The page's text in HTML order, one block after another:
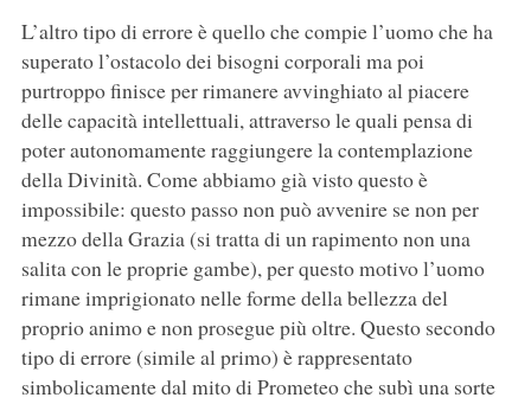
L’altro tipo di errore è quello che compie l’uomo che ha
superato l’ostacolo dei bisogni corporali ma poi
purtroppo finisce per rimanere avvinghiato al piacere
delle capacità intellettuali, attraverso le quali pensa di
poter autonomamente raggiungere la contemplazione
della Divinità. Come abbiamo già visto questo è
impossibile: questo passo non può avvenire se non per
mezzo della Grazia (si tratta di un rapimento non una
salita con le proprie gambe), per questo motivo l’uomo
rimane imprigionato nelle forme della bellezza del
proprio animo e non prosegue più oltre. Questo secondo
tipo di errore (simile al primo) è rappresentato
simbolicamente dal mito di Prometeo che subì una sorte